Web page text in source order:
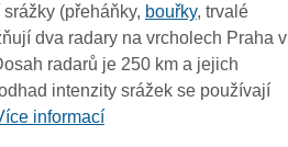
04:30
04:20
04:10
04:00
(přeháňky, bouřky, trvalé
dva radary na vrcholech Praha v
radarů je 250 km a jejich
intenzity srážek se používají
informací